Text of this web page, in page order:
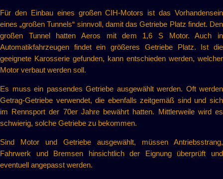
Für den Einbau eines großen CIH-Motors ist das Vorhandensein
eines „großen Tunnels“ sinnvoll, damit das Getriebe Platz findet. Den
großen Tunnel hatten Aeros mit dem 1,6 S Motor. Auch in
Automatikfahrzeugen findet ein größeres Getriebe Platz. Ist die
geeignete Karosserie gefunden, kann entschieden werden, welcher
Motor verbaut werden soll.
Es muss ein passendes Getriebe ausgewählt werden. Oft werden
Getrag-Getriebe verwendet, die ebenfalls zeitgemäß sind und sich
im Rennsport der 70er Jahre bewährt hatten. Mittlerweile wird es
schwierig, solche Getriebe zu bekommen.
Sind Motor und Getriebe ausgewählt, müssen Antriebsstrang,
Fahrwerk und Bremsen hinsichtlich der Eignung überprüft und
eventuell angepasst werden.